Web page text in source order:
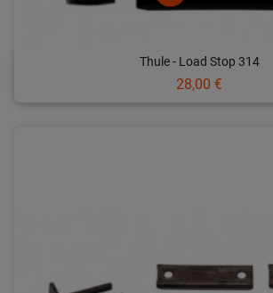
Thule - Load Stop 314
Prix
28,00 €